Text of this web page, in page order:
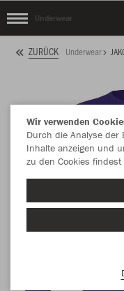
Underwear
ZURÜCK Underwear
Wir verwenden
Durch die Analyse
Inhalte anzeigen und
zu den Cookies